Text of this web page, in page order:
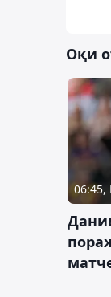
Оқи
06:45,